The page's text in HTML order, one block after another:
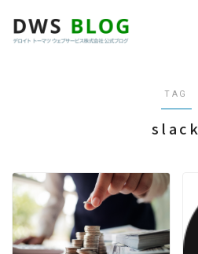
プログラミング
ビジネス
TAG
slack